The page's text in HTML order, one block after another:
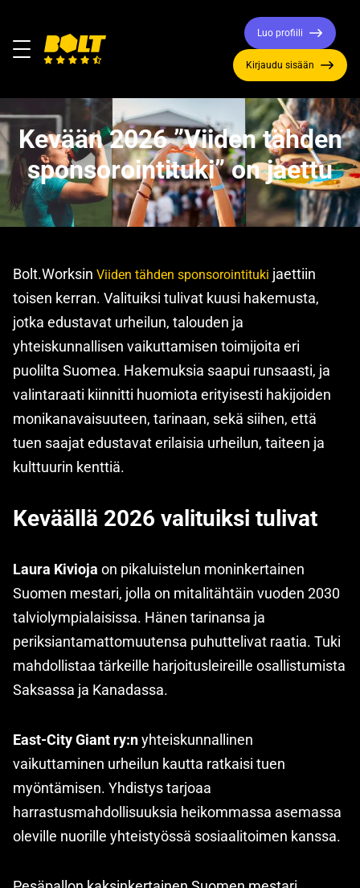
Valikko
etusivulle
Luo profiili
Kirjaudu sisään
Kevään 2026 ”Viiden tähden
sponsorointituki” on jaettu
Bolt.Worksin Viiden tähden sponsorointituki jaettiin
toisen kerran. Valituiksi tulivat kuusi hakemusta,
jotka edustavat urheilun, talouden ja
yhteiskunnallisen vaikuttamisen toimijoita eri
puolilta Suomea. Hakemuksia saapui runsaasti, ja
valintaraati kiinnitti huomiota erityisesti hakijoiden
monikanavaisuuteen, tarinaan, sekä siihen, että
tuen saajat edustavat erilaisia urheilun, taiteen ja
kulttuurin kenttiä.
Keväällä 2026 valituiksi tulivat
Laura Kivioja on pikaluistelun moninkertainen
Suomen mestari, jolla on mitalitähtäin vuoden 2030
talviolympialaisissa. Hänen tarinansa ja
periksiantamattomuutensa puhuttelivat raatia. Tuki
mahdollistaa tärkeille harjoitusleireille osallistumista
Saksassa ja Kanadassa.
East-City Giant ry:nyhteiskunnallinen
vaikuttaminen urheilun kautta ratkaisi tuen
myöntämisen. Yhdistys tarjoaa
harrastusmahdollisuuksia heikommassa asemassa
oleville nuorille yhteistyössä sosiaalitoimen kanssa.